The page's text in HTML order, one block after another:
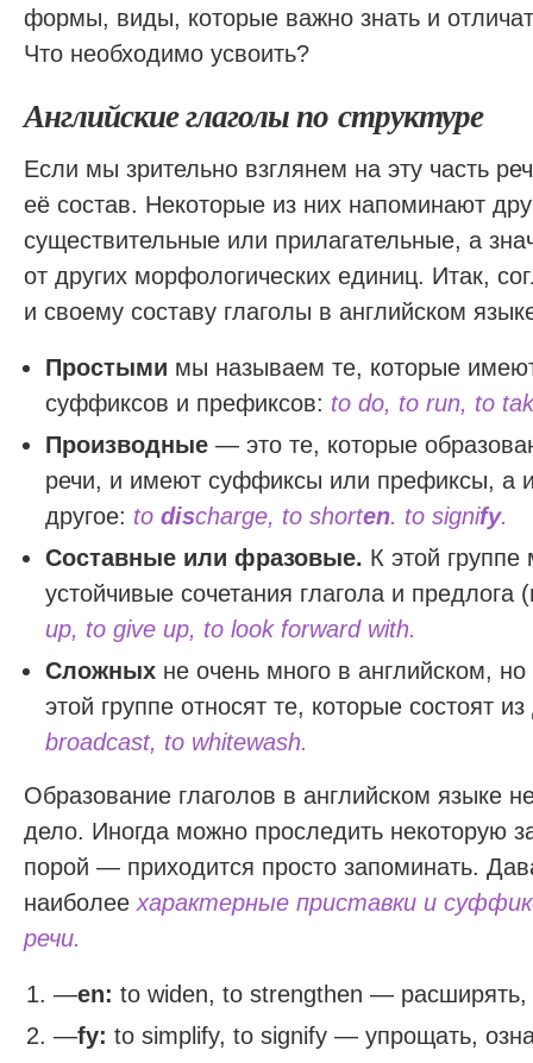
формы, виды, которые важно знать и
Что необходимо усвоить?
Английские глаголы по структуре
Если мы зрительно взглянем на эту часть
её состав. Некоторые из них напоминают
существительные или прилагательные, а
от других морфологических единиц. Итак,
и своему составу глаголы в английском
Простыми мы называем те, которые
суффиксов и префиксов: to do, to run, to
Производные — это те, которые
речи, и имеют суффиксы или префиксы, а
другое: to discharge, to shorten. to signify.
Составные или фразовые. К этой
устойчивые сочетания глагола и предлога
up, to give up, to look forward with.
Сложных не очень много в английском,
этой группе относят те, которые состоят
broadcast, to whitewash.
Образование глаголов в английском языке
дело. Иногда можно проследить некоторую
порой — приходится просто запоминать.
наиболее характерные приставки и
речи.
—en: to widen, to strengthen — расширять,
—fy: to simplify, to signify — упрощать,